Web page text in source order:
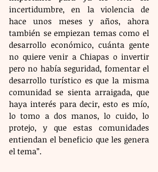
incertidumbre, en la violencia de
hace unos meses y años, ahora
también se empiezan temas como el
desarrollo económico, cuánta gente
no quiere venir a Chiapas o invertir
pero no había seguridad, fomentar el
desarrollo turístico es que la misma
comunidad se sienta arraigada, que
haya interés para decir, esto es mío,
lo tomo a dos manos, lo cuido, lo
protejo, y que estas comunidades
entiendan el beneficio que les genera
el tema”.